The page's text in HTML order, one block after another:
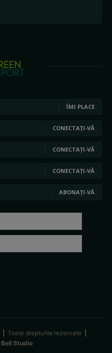
ÎMI PLACE
CONECTAȚI-VĂ
CONECTAȚI-VĂ
CONECTAȚI-VĂ
ABONAȚI-VĂ
Toate drepturile rezervate
Bell Studio